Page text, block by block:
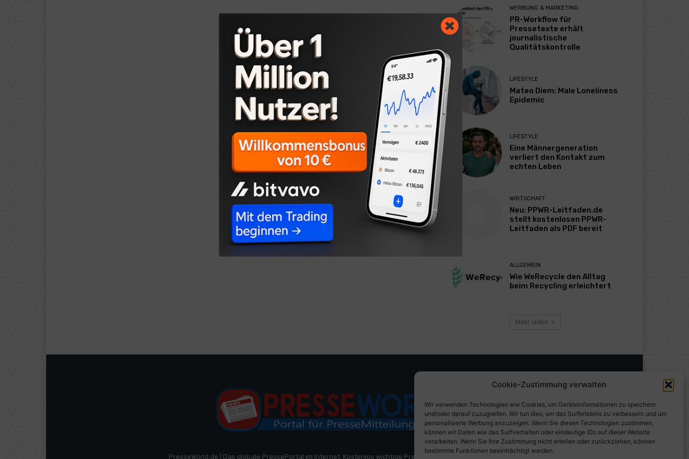
Cookie-Zustimmung verwalten
Wir verwenden Technologien wie Cookies, um Geräteinformationen zu speichern
und/oder darauf zuzugreifen. Wir tun dies, um das Surferlebnis zu verbessern und um
personalisierte Werbung anzuzeigen. Wenn Sie diesen Technologien zustimmen,
können wir Daten wie das Surfverhalten oder eindeutige IDs auf dieser Website
verarbeiten. Wenn Sie Ihre Zustimmung nicht erteilen oder zurückziehen, können
bestimmte Funktionen beeinträchtigt werden.
WERBUNG & MARKETING
PR-Workflow für
Pressetexte erhält
journalistische
Qualitätskontrolle
LIFESTYLE
Mateo Diem: Male Loneliness
Epidemic
LIFESTYLE
Eine Männergeneration
verliert den Kontakt zum
echten Leben
WIRTSCHAFT
Neu: PPWR-Leitfaden.de
stellt kostenlosen PPWR-
Leitfaden als PDF bereit
ALLGEMEIN
Wie WeRecycle den Alltag
beim Recycling erleichtert
Mehr laden
PresseWorld.de | Das globale PressePortal im Internet. Kostenlos wichtige PresseMitteilungen auf PresseWorld